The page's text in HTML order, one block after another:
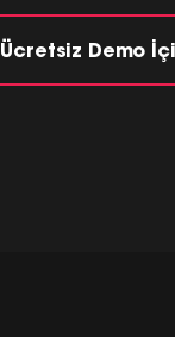
Ücretsiz Demo